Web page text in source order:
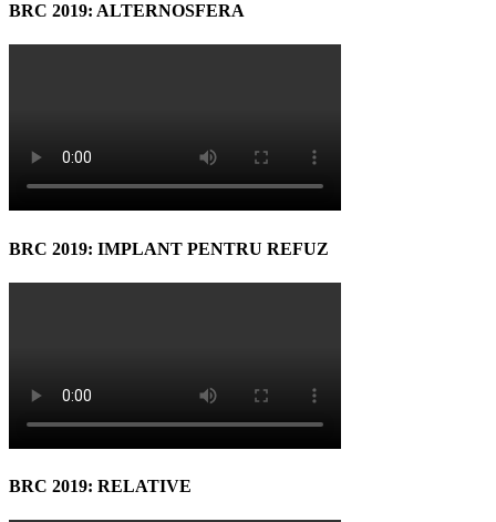
BRC 2019: ALTERNOSFERA
BRC 2019: IMPLANT PENTRU REFUZ
BRC 2019: RELATIVE